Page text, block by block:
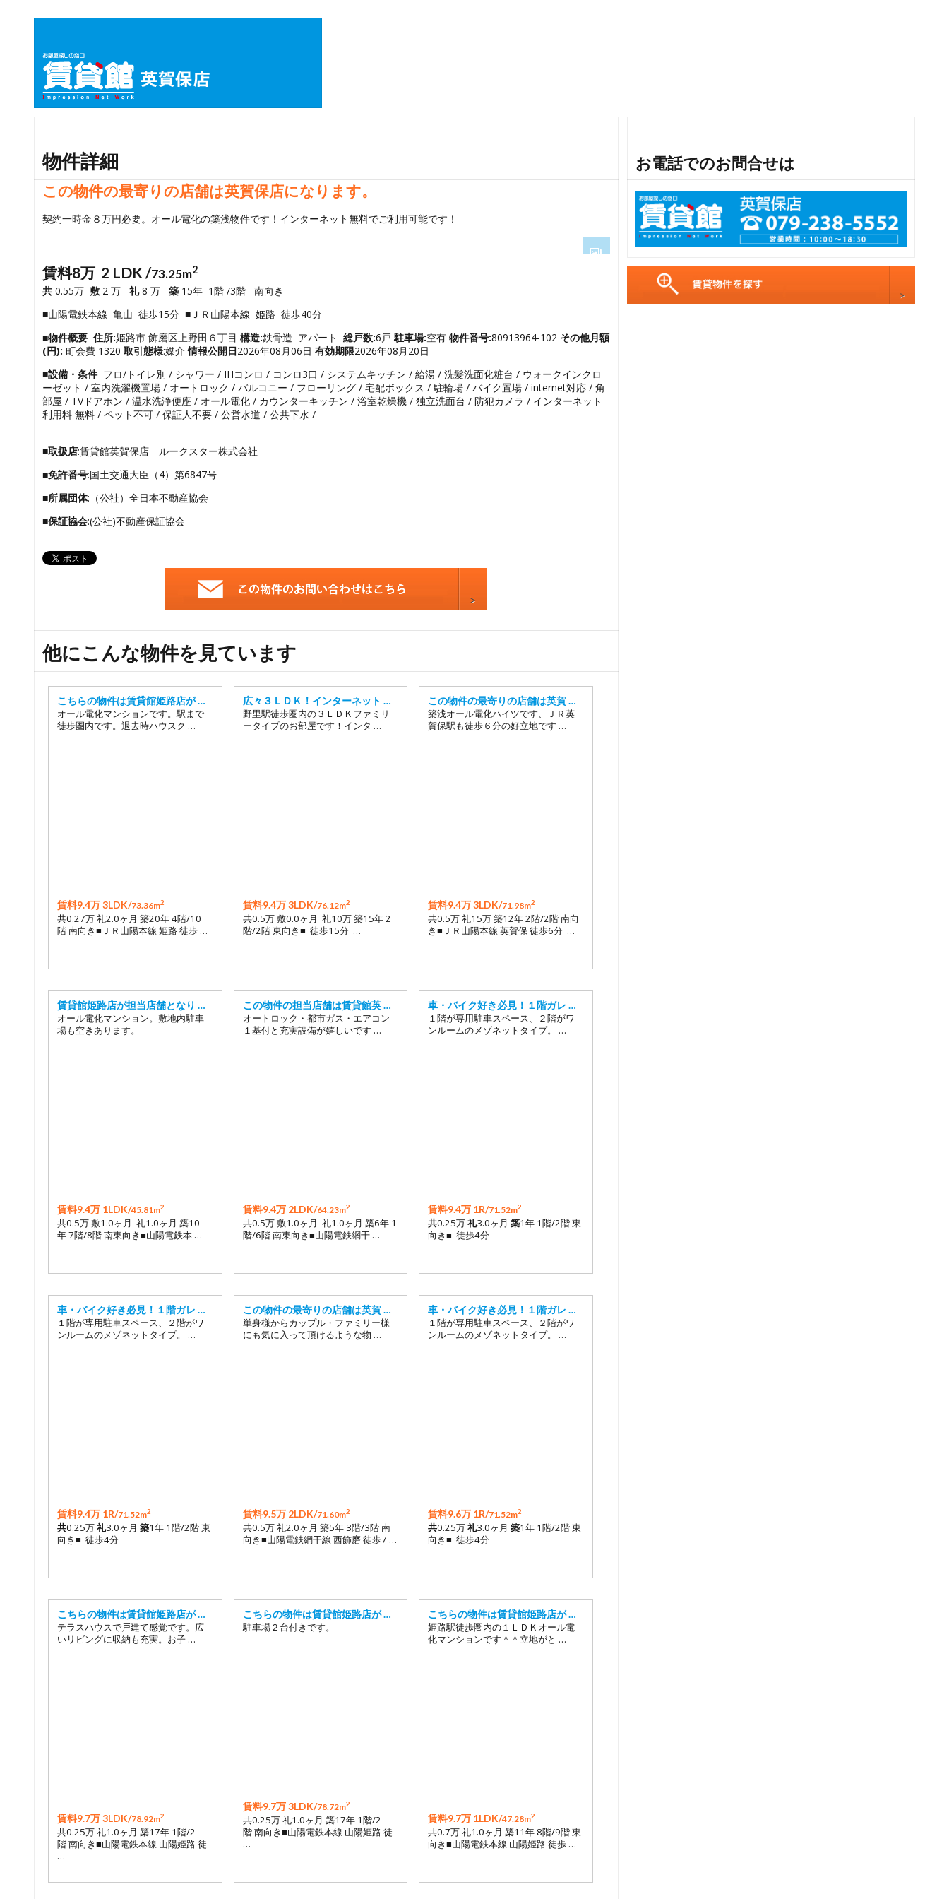
物件詳細
この物件の最寄りの店舗は英賀保店になります。
契約一時金８万円必要。オール電化の築浅物件です！インターネット無料でご利用可能です！
4
6
賃料8万 2 LDK /73.25m2
共 0.55万 敷 2 万 礼8 万 築 15年 1階 /3階 南向き
■山陽電鉄本線 亀山 徒歩15分 ■ＪＲ山陽本線 姫路 徒歩40分
■物件概要 住所:姫路市 飾磨区上野田６丁目 構造:鉄骨造 アパート 総戸数:6戸 駐車場:空有 物件番号:80913964-102 その他月額
(円): 町会費 1320 取引態様:媒介情報公開日2026年08月06日 有効期限2026年08月20日
■設備・条件 フロ/トイレ別 / シャワー / IHコンロ / コンロ3口 / システムキッチン / 給湯 / 洗髪洗面化粧台 / ウォークインクローゼット / 室内洗濯機置場 / オートロック / バルコニー / フローリング / 宅配ボックス / 駐輪場 / バイク置場 / internet対応 / 角部屋 / TVドアホン / 温水洗浄便座 / オール電化 / カウンターキッチン / 浴室乾燥機 / 独立洗面台 / 防犯カメラ / インターネット利用料 無料 / ペット不可 / 保証人不要 / 公営水道 /
■取扱店:賃貸館英賀保店 ルークスター株式会社
■免許番号:国土交通大臣（4）第6847号
■所属団体:（公社）全日本不動産協会
■保証協会:(公社)不動産保証協会
他にこんな物件を見ています
こちらの物件は賃貸館姫路店が …
オール電化マンションです。駅まで
徒歩圏内です。退去時ハウスク …
賃料9.4万 3LDK/73.36m2
共0.27万 礼2.0ヶ月 築20年 4階/10
階 南向き■ＪＲ山陽本線 姫路 徒歩 …
広々３ＬＤＫ！インターネット …
野里駅徒歩圏内の３ＬＤＫファミリ
ータイプのお部屋です！インタ …
賃料9.4万 3LDK/76.12m2
共0.5万 敷0.0ヶ月 礼10万 築15年 2
階/2階 東向き■ 徒歩15分 …
この物件の最寄りの店舗は英賀 …
築浅オール電化ハイツです、ＪＲ英
賀保駅も徒歩６分の好立地です …
賃料9.4万 3LDK/71.98m2
共0.5万 礼15万 築12年 2階/2階 南向
き■ＪＲ山陽本線 英賀保 徒歩6分 …
賃貸館姫路店が担当店舗となり …
オール電化マンション。敷地内駐車
場も空きあります。
賃料9.4万 1LDK/45.81m2
共0.5万 敷1.0ヶ月 礼1.0ヶ月 築10
年 7階/8階 南東向き■山陽電鉄本 …
この物件の担当店舗は賃貸館英 …
オートロック・都市ガス・エアコン
１基付と充実設備が嬉しいです …
賃料9.4万 2LDK/64.23m2
共0.5万 敷1.0ヶ月 礼1.0ヶ月 築6年 1
階/6階 南東向き■山陽電鉄網干 …
車・バイク好き必見！１階ガレ …
１階が専用駐車スペース、２階がワ
ンルームのメゾネットタイプ。 …
賃料9.4万 1R/71.52m2
共0.25万礼3.0ヶ月築1年 1階/2階 東
向き■ 徒歩4分
車・バイク好き必見！１階ガレ …
１階が専用駐車スペース、２階がワ
ンルームのメゾネットタイプ。 …
賃料9.4万 1R/71.52m2
共0.25万礼3.0ヶ月築1年 1階/2階 東
向き■ 徒歩4分
この物件の最寄りの店舗は英賀 …
単身様からカップル・ファミリー様
にも気に入って頂けるような物 …
賃料9.5万 2LDK/71.60m2
共0.5万 礼2.0ヶ月 築5年 3階/3階 南
向き■山陽電鉄網干線 西飾磨 徒歩7 …
車・バイク好き必見！１階ガレ …
１階が専用駐車スペース、２階がワ
ンルームのメゾネットタイプ。 …
賃料9.6万 1R/71.52m2
共0.25万礼3.0ヶ月築1年 1階/2階 東
向き■ 徒歩4分
こちらの物件は賃貸館姫路店が …
テラスハウスで戸建て感覚です。広
いリビングに収納も充実。お子 …
賃料9.7万 3LDK/78.92m2
共0.25万 礼1.0ヶ月 築17年 1階/2
階 南向き■山陽電鉄本線 山陽姫路 徒
…
こちらの物件は賃貸館姫路店が …
駐車場２台付きです。
賃料9.7万 3LDK/78.72m2
共0.25万 礼1.0ヶ月 築17年 1階/2
階 南向き■山陽電鉄本線 山陽姫路 徒
…
こちらの物件は賃貸館姫路店が …
姫路駅徒歩圏内の１ＬＤＫオール電
化マンションです＾＾立地がと …
賃料9.7万 1LDK/47.28m2
共0.7万 礼1.0ヶ月 築11年 8階/9階 東
向き■山陽電鉄本線 山陽姫路 徒歩 …
お電話でのお問合せは